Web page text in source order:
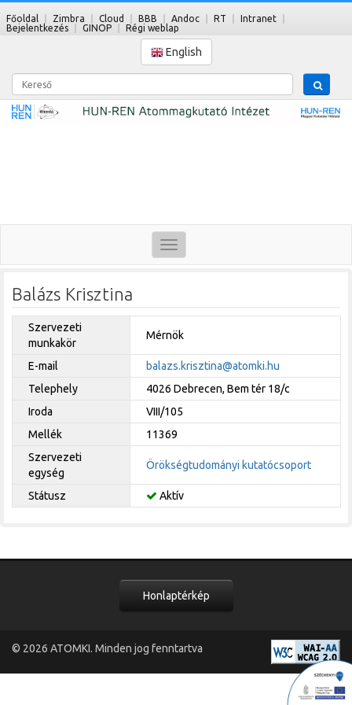
Főoldal Zimbra Cloud BBB Andoc RT
Intranet
Bejelentkezés
GINOP Régi weblap
English
Kereső
Toggle
navigation
Balázs Krisztina
Szervezeti
munkakör
Mérnök
E-mail
balazs.krisztina@atomki.hu
Telephely
4026 Debrecen, Bem tér 18/c
Iroda
VIII/105
Mellék
11369
Szervezeti
egység
Örökségtudományi kutatócsoport
Státusz Aktív
Honlaptérkép
© 2026 ATOMKI. Minden jog fenntartva